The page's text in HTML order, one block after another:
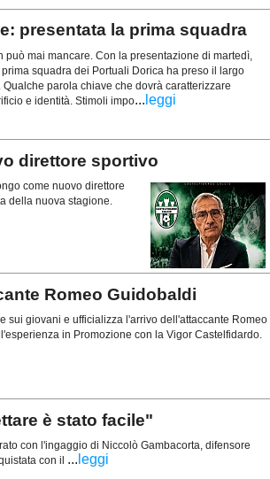
presentata la prima squadra
può mai mancare. Con la presentazione di martedì,
squadra dei Portuali Dorica ha preso il largo
parola chiave che dovrà caratterizzare
e identità. Stimoli impo... leggi
direttore sportivo
come nuovo direttore
della nuova stagione.
Romeo Guidobaldi
sui giovani e ufficializza l'arrivo dell'attaccante Romeo
in Promozione con la Vigor Castelfidardo.
è stato facile"
con l'ingaggio di Niccolò Gambacorta, difensore
con il ... leggi